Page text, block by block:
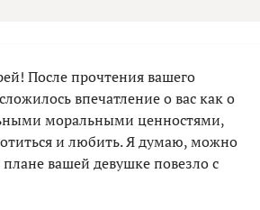
После прочтения вашего
впечатление о вас как о
моральными ценностями,
и любить. Я думаю, можно
плане вашей девушке повезло с